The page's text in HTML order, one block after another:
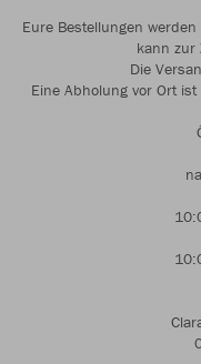
Eure Bestellungen
kann zur
Die
Eine Abholung vor Ort